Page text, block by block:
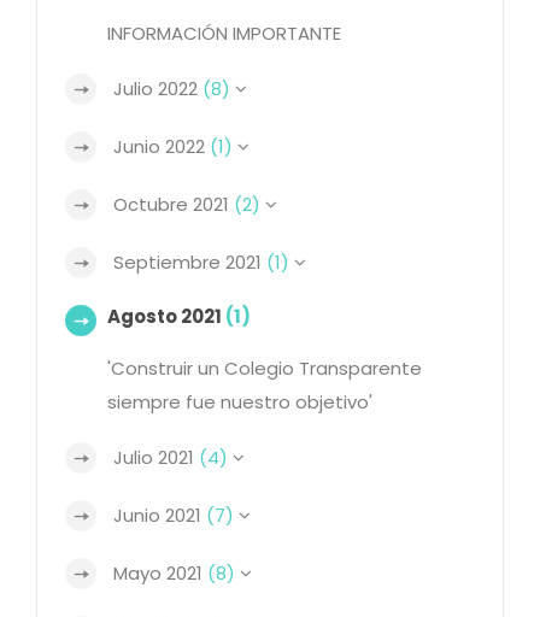
INFORMACIÓN IMPORTANTE
Julio 2022 (8)
Junio 2022 (1)
Octubre 2021 (2)
Septiembre 2021 (1)
Agosto 2021 (1)
'Construir un Colegio Transparente
siempre fue nuestro objetivo'
Julio 2021 (4)
Junio 2021 (7)
Mayo 2021 (8)